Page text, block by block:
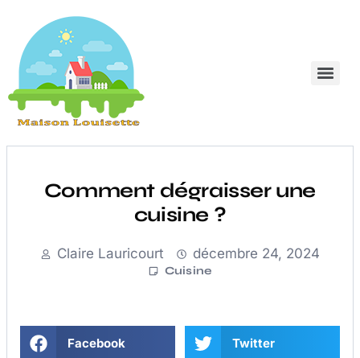
Comment dégraisser une
cuisine ?
Claire Lauricourt décembre 24, 2024
Cuisine
Facebook Twitter